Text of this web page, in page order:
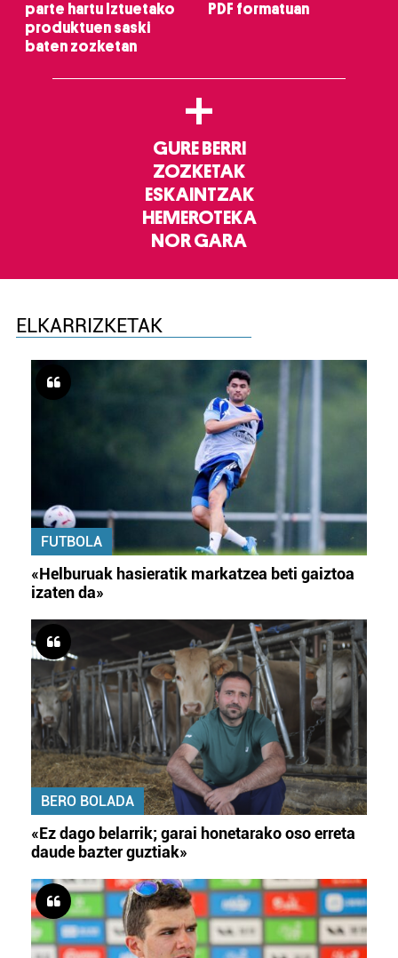
parte hartu Iztuetako
produktuen saski
baten zozketan
PDF formatuan
+
GURE BERRI
ZOZKETAK
ESKAINTZAK
HEMEROTEKA
NOR GARA
ELKARRIZKETAK
FUTBOLA
«Helburuak hasieratik markatzea beti gaiztoa
izaten da»
BERO BOLADA
«Ez dago belarrik; garai honetarako oso erreta
daude bazter guztiak»